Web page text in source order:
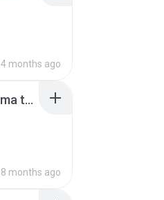
4 months ago
Nadhif Basalamah - kota ini tak sama tanpamu (Official Lyric Video).mp3
8 months ago